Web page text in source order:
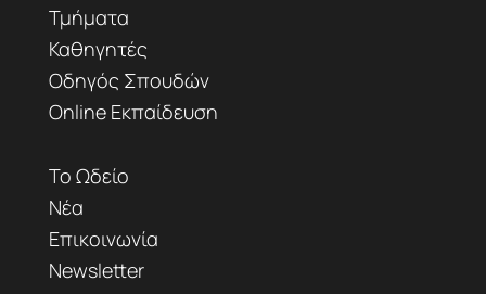
Τμήματα
Καθηγητές
Οδηγός Σπουδών
Online Εκπαίδευση
Το Ωδείο
Νέα
Επικοινωνία
Newsletter